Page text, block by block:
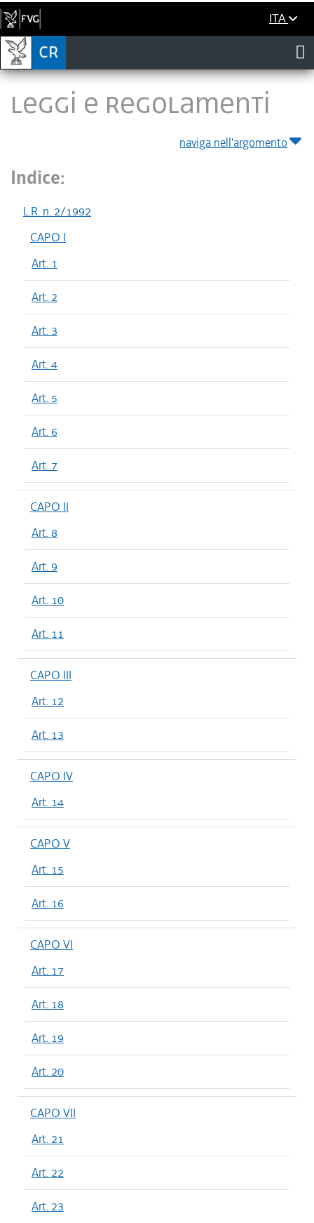
ITA
LEGGI E REGOLAMENTI
naviga nell'argomento
Indice:
L.R. n. 2/1992
CAPO I
Art. 1
Art. 2
Art. 3
Art. 4
Art. 5
Art. 6
Art. 7
CAPO II
Art. 8
Art. 9
Art. 10
Art. 11
CAPO III
Art. 12
Art. 13
CAPO IV
Art. 14
CAPO V
Art. 15
Art. 16
CAPO VI
Art. 17
Art. 18
Art. 19
Art. 20
CAPO VII
Art. 21
Art. 22
Art. 23